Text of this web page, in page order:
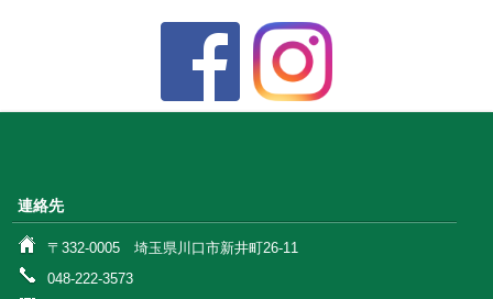
連絡先
〒332-0005 埼玉県川口市新井町26-11
048-222-3573